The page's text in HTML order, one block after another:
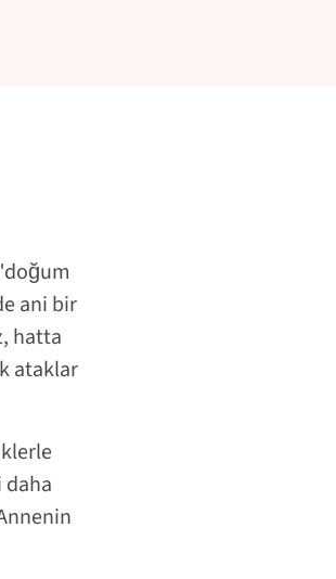
ani bir
hatta
ataklar
daha